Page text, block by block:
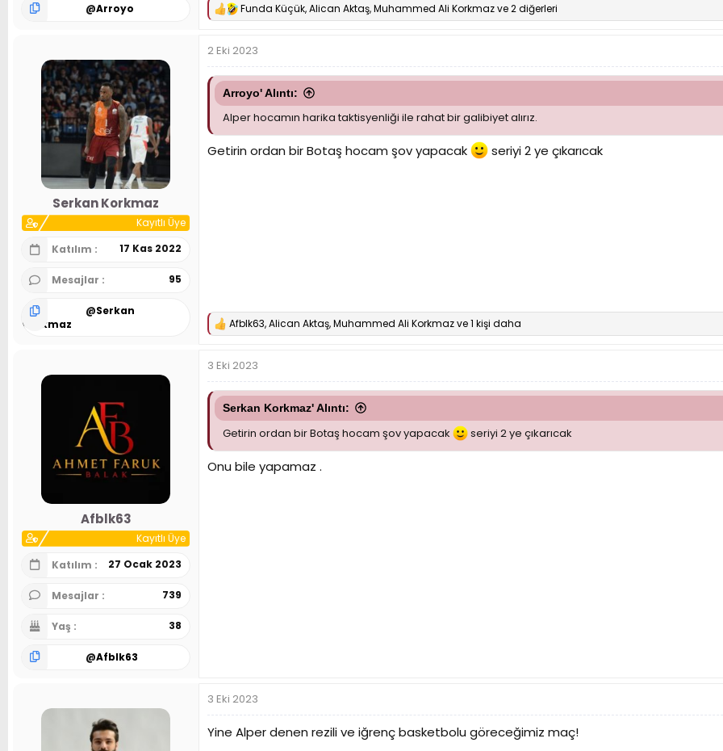
@Arroyo
T
k
i
l
e
r
Funda Küçük,Alican Aktaş,Muhammed Ali Korkmazve 2 diğerleri
Serkan Korkmaz
Kayıtlı Üye
Katılım
17 Kas 2022
Mesajlar 95
@Serkan
Korkmaz
2 Eki 2023
Arroyo' Alıntı:
Alper hocamın harika taktisyenliği ile rahat bir galibiyet alırız.
Getirin ordan bir Botaş hocam şov yapacak seriyi 2 ye çıkarıcak
T
k
i
l
e
r
Afblk63,Alican Aktaş,Muhammed Ali Korkmazve 1 kişi daha
Afblk63
Kayıtlı Üye
Katılım
27 Ocak 2023
Mesajlar 739
Yaş 38
@Afblk63
3 Eki 2023
Serkan Korkmaz' Alıntı:
Getirin ordan bir Botaş hocam şov yapacak seriyi 2 ye çıkarıcak
Onu bile yapamaz .
3 Eki 2023
Yine Alper denen rezili ve iğrenç basketbolu göreceğimiz maç!